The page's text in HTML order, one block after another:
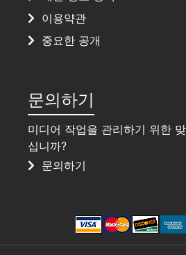
이용약관
중요한 공개
문의하기
미디어 작업을 관리하기 위한
십니까?
문의하기